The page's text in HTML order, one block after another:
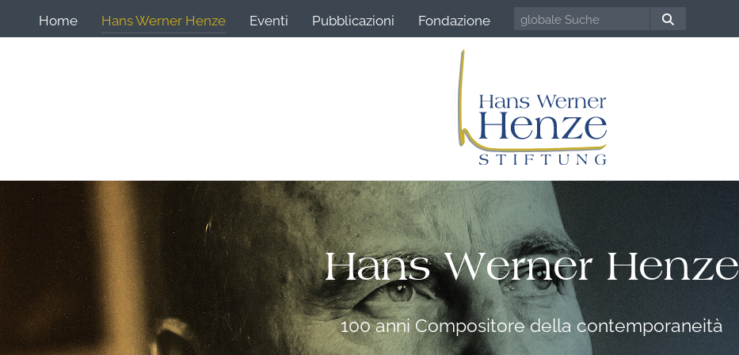
Home Hans Werner Henze Eventi Pubblicazioni Fondazione
Hans Werner Henze
100 anni Compositore della contemporaneità